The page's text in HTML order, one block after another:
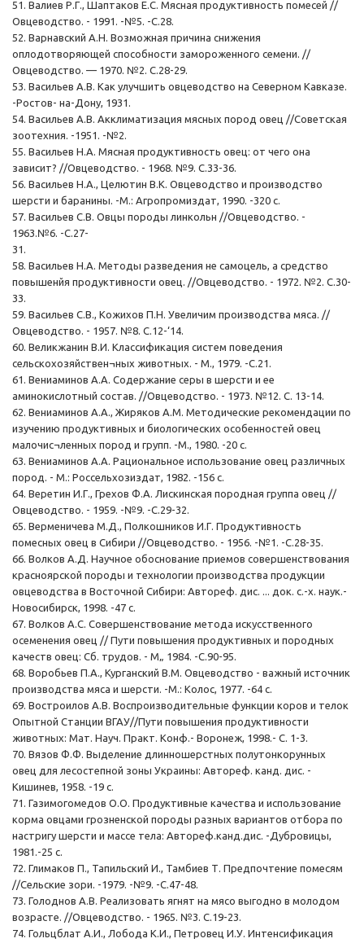
51. Валиев Р.Г., Шаптаков Е.С. Мясная продуктивность помесей //
Овцеводство. - 1991. -№5. -С.28.
52. Варнавский А.Н. Возможная причина снижения
оплодотворяющей способности замороженного семени. //
Овцеводство. — 1970. №2. С.28-29.
53. Васильев А.В. Как улучшить овцеводство на Северном Кавказе.
-Ростов- на-Дону, 1931.
54. Васильев А.В. Акклиматизация мясных пород овец //Советская
зоотехния. -1951. -№2.
55. Васильев Н.А. Мясная продуктивность овец: от чего она
зависит? //Овцеводство. - 1968. №9. С.33-36.
56. Васильев Н.А., Целютин В.К. Овцеводство и производство
шерсти и баранины. -М.: Агропромиздат, 1990. -320 с.
57. Васильев С.В. Овцы породы линкольн //Овцеводство. -
1963.№6. -С.27-
31.
58. Васильев Н.А. Методы разведения не самоцель, а средство
повышенйя продуктивности овец. //Овцеводство. - 1972. №2. С.30-
33.
59. Васильев С.В., Кожихов П.Н. Увеличим производства мяса. //
Овцеводство. - 1957. №8. С.12-‘14.
60. Великжанин В.И. Классификация систем поведения
сельскохозяйствен¬ных животных. - М., 1979. -С.21.
61. Вениаминов А.А. Содержание серы в шерсти и ее
аминокислотный состав. //Овцеводство. - 1973. №12. С. 13-14.
62. Вениаминов А.А., Жиряков А.М. Методические рекомендации по
изучению продуктивных и биологических особенностей овец
малочис¬ленных пород и групп. -М., 1980. -20 с.
63. Вениаминов А.А. Рациональное использование овец различных
пород. - М.: Россельхозиздат, 1982. -156 с.
64. Веретин И.Г., Грехов Ф.А. Лискинская породная группа овец //
Овцеводство. - 1959. -№9. -С.29-32.
65. Верменичева М.Д., Полкошников И.Г. Продуктивность
помесных овец в Сибири //Овцеводство. - 1956. -№1. -С.28-35.
66. Волков А.Д. Научное обоснование приемов совершенствования
красноярской породы и технологии производства продукции
овцеводства в Восточной Сибири: Автореф. дис. ... док. с.-х. наук.-
Новосибирск, 1998. -47 с.
67. Волков А.С. Совершенствование метода искусственного
осеменения овец // Пути повышения продуктивных и породных
качеств овец: Сб. трудов. - М„ 1984. -С.90-95.
68. Воробьев П.А., Курганский В.М. Овцеводство - важный источник
производства мяса и шерсти. -М.: Колос, 1977. -64 с.
69. Востроилов А.В. Воспроизводительные функции коров и телок
Опытной Станции ВГАУ//Пути повышения продуктивности
животных: Мат. Науч. Практ. Конф.- Воронеж, 1998.- С. 1-3.
70. Вязов Ф.Ф. Выделение длинношерстных полутонкорунных
овец для лесостепной зоны Украины: Автореф. канд. дис. -
Кишинев, 1958. -19 с.
71. Газимогомедов О.О. Продуктивные качества и использование
корма овцами грозненской породы разных вариантов отбора по
настригу шерсти и массе тела: Автореф.канд.дис. -Дубровицы,
1981.-25 с.
72. Глимаков П., Тапильский И., Тамбиев Т. Предпочтение помесям
//Сельские зори. -1979. -№9. -С.47-48.
73. Голоднов А.В. Реализовать ягнят на мясо выгодно в молодом
возрасте. //Овцеводство. - 1965. №3. С.19-23.
74. Гольцблат А.И., Лобода К.И., Петровец И.У. Интенсификация